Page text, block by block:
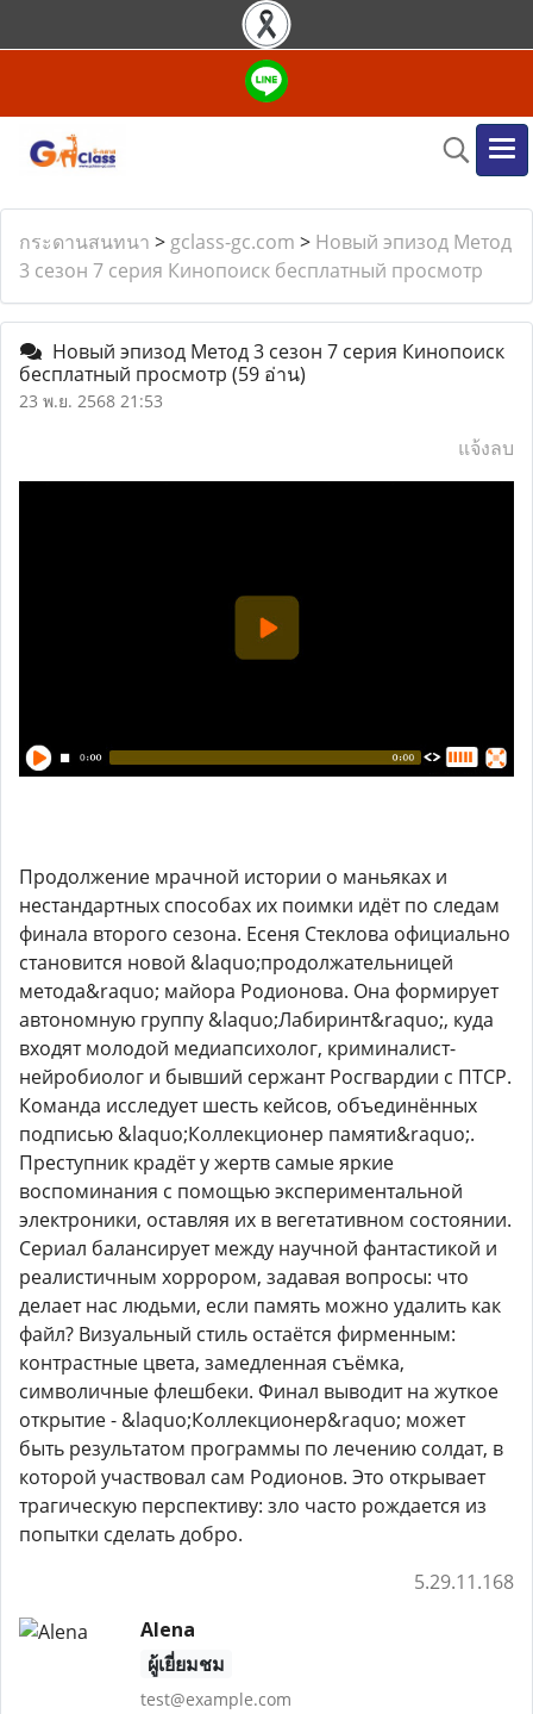
กระดานสนทนา > gclass-gc.com > Новый эпизод Метод
3 сезон 7 серия Кинопоиск бесплатный просмотр
Новый эпизод Метод 3 сезон 7 серия Кинопоиск
бесплатный просмотр (59 อ่าน)
23 พ.ย. 2568 21:53
แจ้งลบ
Продолжение мрачной истории о маньяках и
нестандартных способах их поимки идёт по следам
финала второго сезона. Есеня Стеклова официально
становится новой &laquo;продолжательницей
метода&raquo; майора Родионова. Она формирует
автономную группу &laquo;Лабиринт&raquo;, куда
входят молодой медиапсихолог, криминалист-
нейробиолог и бывший сержант Росгвардии с ПТСР.
Команда исследует шесть кейсов, объединённых
подписью &laquo;Коллекционер памяти&raquo;.
Преступник крадёт у жертв самые яркие
воспоминания с помощью экспериментальной
электроники, оставляя их в вегетативном состоянии.
Сериал балансирует между научной фантастикой и
реалистичным хоррором, задавая вопросы: что
делает нас людьми, если память можно удалить как
файл? Визуальный стиль остаётся фирменным:
контрастные цвета, замедленная съёмка,
символичные флешбеки. Финал выводит на жуткое
открытие - &laquo;Коллекционер&raquo; может
быть результатом программы по лечению солдат, в
которой участвовал сам Родионов. Это открывает
трагическую перспективу: зло часто рождается из
попытки сделать добро.
5.29.11.168
Alena
ผู้เยี่ยมชม
test@example.com